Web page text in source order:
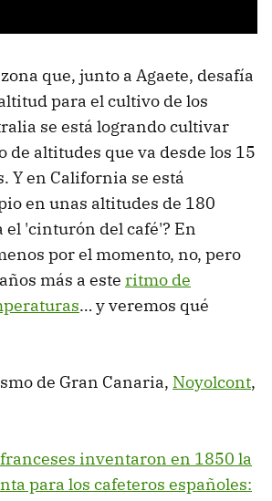
que, junto a Agaete, desafía
para el cultivo de los
se está logrando cultivar
de altitudes que va desde los 15
Y en California se está
en unas altitudes de 180
el 'cinturón del café'? En
por el momento, no, pero
más a este ritmo de
… y veremos qué
de Gran Canaria, Noyolcont,
inventaron en 1850 la
para los cafeteros españoles: